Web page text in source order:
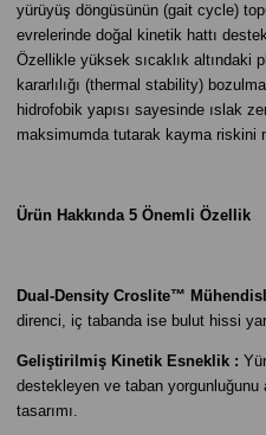
yürüyüş döngüsünün (gait cycle)
evrelerinde doğal kinetik hattı
Özellikle yüksek sıcaklık altındaki
kararlılığı (thermal stability)
hidrofobik yapısı sayesinde ıslak
maksimumda tutarak kayma riskini
Ürün Hakkında 5 Önemli Özellik
Dual-Density Croslite™
direnci, iç tabanda ise bulut hissi
Geliştirilmiş Kinetik Esneklik :
destekleyen ve taban yorgunluğunu
tasarımı.